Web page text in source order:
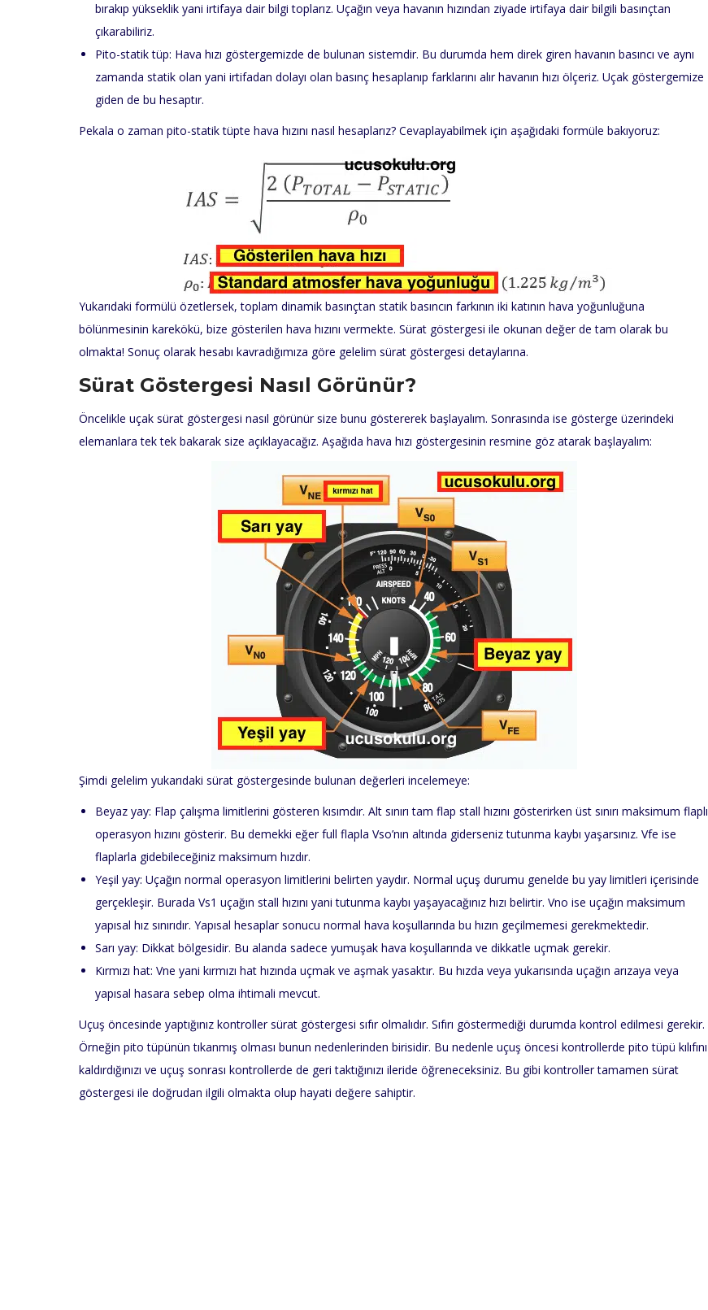
bırakıp yükseklik yani irtifaya dair bilgi toplarız. Uçağın veya havanın hızından ziyade irtifaya dair bilgili basınçtan
çıkarabiliriz.
Pito-statik tüp: Hava hızı göstergemizde de bulunan sistemdir. Bu durumda hem direk giren havanın basıncı ve aynı
zamanda statik olan yani irtifadan dolayı olan basınç hesaplanıp farklarını alır havanın hızı ölçeriz. Uçak göstergemize
giden de bu hesaptır.
Pekala o zaman pito-statik tüpte hava hızını nasıl hesaplarız? Cevaplayabilmek için aşağıdaki formüle bakıyoruz:
Yukarıdaki formülü özetlersek, toplam dinamik basınçtan statik basıncın farkının iki katının hava yoğunluğuna
bölünmesinin karekökü, bize gösterilen hava hızını vermekte. Sürat göstergesi ile okunan değer de tam olarak bu
olmakta! Sonuç olarak hesabı kavradığımıza göre gelelim sürat göstergesi detaylarına.
Sürat Göstergesi Nasıl Görünür?
Öncelikle uçak sürat göstergesi nasıl görünür size bunu göstererek başlayalım. Sonrasında ise gösterge üzerindeki
elemanlara tek tek bakarak size açıklayacağız. Aşağıda hava hızı göstergesinin resmine göz atarak başlayalım:
Şimdi gelelim yukarıdaki sürat göstergesinde bulunan değerleri incelemeye:
Beyaz yay: Flap çalışma limitlerini gösteren kısımdır. Alt sınırı tam flap stall hızını gösterirken üst sınırı maksimum flaplı
operasyon hızını gösterir. Bu demekki eğer full flapla Vso’nın altında giderseniz tutunma kaybı yaşarsınız. Vfe ise
flaplarla gidebileceğiniz maksimum hızdır.
Yeşil yay: Uçağın normal operasyon limitlerini belirten yaydır. Normal uçuş durumu genelde bu yay limitleri içerisinde
gerçekleşir. Burada Vs1 uçağın stall hızını yani tutunma kaybı yaşayacağınız hızı belirtir. Vno ise uçağın maksimum
yapısal hız sınırıdır. Yapısal hesaplar sonucu normal hava koşullarında bu hızın geçilmemesi gerekmektedir.
Sarı yay: Dikkat bölgesidir. Bu alanda sadece yumuşak hava koşullarında ve dikkatle uçmak gerekir.
Kırmızı hat: Vne yani kırmızı hat hızında uçmak ve aşmak yasaktır. Bu hızda veya yukarısında uçağın arızaya veya
yapısal hasara sebep olma ihtimali mevcut.
Uçuş öncesinde yaptığınız kontroller sürat göstergesi sıfır olmalıdır. Sıfırı göstermediği durumda kontrol edilmesi gerekir.
Örneğin pito tüpünün tıkanmış olması bunun nedenlerinden birisidir. Bu nedenle uçuş öncesi kontrollerde pito tüpü kılıfını
kaldırdığınızı ve uçuş sonrası kontrollerde de geri taktığınızı ileride öğreneceksiniz. Bu gibi kontroller tamamen sürat
göstergesi ile doğrudan ilgili olmakta olup hayati değere sahiptir.